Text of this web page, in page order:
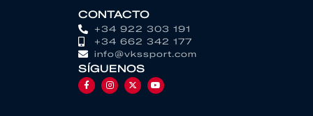
CONTACTO
+34 922 303 191
+34 662 342 177
info@vkssport.com
SÍGUENOS